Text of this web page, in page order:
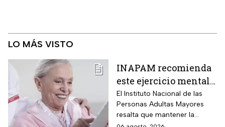
LO MÁS VISTO
INAPAM recomienda
este ejercicio mental
para adultos mayores
5 veces a la semana
durante 3 meses para
El Instituto Nacional de las
Personas Adultas Mayores
resalta que mantener la
disciplina es la clave para